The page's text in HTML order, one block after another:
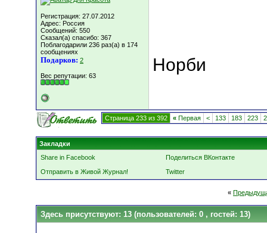
Регистрация: 27.07.2012
Адрес: Россия
Сообщений: 550
Сказал(а) спасибо: 367
Поблагодарили 236 раз(а) в 174
сообщениях
Подарков: 2
Вес репутации: 63
Норби
Страница 233 из 392 « Первая < 133 183 223
Закладки
Share in Facebook
Поделиться ВКонтакте
Отправить в Живой Журнал!
Twitter
«
Здесь присутствуют: 13 (пользователей: 0 , гостей: 13)